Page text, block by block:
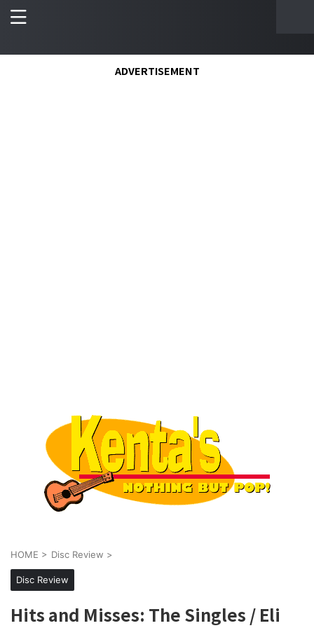
ADVERTISEMENT
HOME > Disc Review >
Disc Review
Hits and Misses: The Singles / Eli